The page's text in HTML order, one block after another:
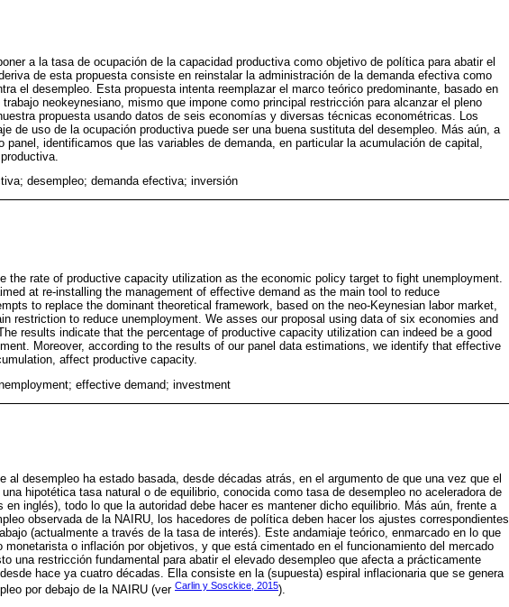
a la tasa de ocupación de la capacidad productiva como objetivo de política para abatir el
de esta propuesta consiste en reinstalar la administración de la demanda efectiva como
el desempleo. Esta propuesta intenta reemplazar el marco teórico predominante, basado en
neokeynesiano, mismo que impone como principal restricción para alcanzar el pleno
propuesta usando datos de seis economías y diversas técnicas econométricas. Los
de uso de la ocupación productiva puede ser una buena sustituta del desempleo. Más aún, a
panel, identificamos que las variables de demanda, en particular la acumulación de capital,
desempleo; demanda efectiva; inversión
the rate of productive capacity utilization as the economic policy target to fight unemployment.
at re-installing the management of effective demand as the main tool to reduce
to replace the dominant theoretical framework, based on the neo-Keynesian labor market,
restriction to reduce unemployment. We asses our proposal using data of six economies and
results indicate that the percentage of productive capacity utilization can indeed be a good
Moreover, according to the results of our panel data estimations, we identify that effective
affect productive capacity.
effective demand; investment
al desempleo ha estado basada, desde décadas atrás, en el argumento de que una vez que el
hipotética tasa natural o de equilibrio, conocida como tasa de desempleo no aceleradora de
en inglés), todo lo que la autoridad debe hacer es mantener dicho equilibrio. Más aún, frente a
observada de la NAIRU, los hacedores de política deben hacer los ajustes correspondientes
(actualmente a través de la tasa de interés). Este andamiaje teórico, enmarcado en lo que
monetarista o inflación por objetivos, y que está cimentado en el funcionamiento del mercado
una restricción fundamental para abatir el elevado desempleo que afecta a prácticamente
hace ya cuatro décadas. Ella consiste en la (supuesta) espiral inflacionaria que se genera
por debajo de la NAIRU (ver Carlin y Sosckice, 2015).